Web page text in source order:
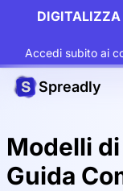
DIGITALIZZA
Accedi subito ai
Spreadly
Modelli
Guida